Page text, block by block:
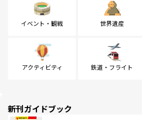
イベント・観戦 世界遺産
アクティビティ 鉄道・フライト
新刊ガイドブック